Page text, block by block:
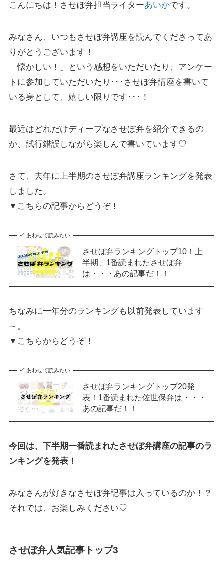
こんにちは！させぼ弁担当ライターあいかです。
みなさん、いつもさせぼ弁講座を読んでくださってあ
りがとうございます！
「懐かしい！」という感想をいただいたり、アンケー
トに参加していただいたり･･･させぼ弁講座を書いて
いる身として、嬉しい限りです･･･！
最近はどれだけディープなさせぼ弁を紹介できるの
か、試行錯誤しながら楽しんで書いています♡
さて、去年に上半期のさせぼ弁講座ランキングを発表
しました。
▼こちらの記事からどうぞ！
あわせて読みたい
させぼ弁ランキングトップ10！上
半期、1番読まれたさせぼ弁
は・・・あの記事だ！！
ちなみに一年分のランキングも以前発表しています
～。
▼こちらからどうぞ！
あわせて読みたい
させぼ弁ランキングトップ20発
表！1番読まれた佐世保弁は・・・
あの記事だ！！
今回は、下半期一番読まれたさせぼ弁講座の記事のラ
ンキングを発表！
みなさんが好きなさせぼ弁記事は入っているのか！？
それでは、お楽しみください♡
させぼ弁人気記事トップ3